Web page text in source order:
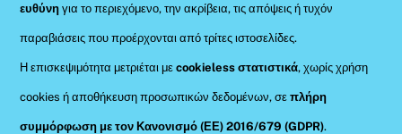
ευθύνη για το περιεχόμενο, την ακρίβεια, τις απόψεις ή τυχόν
παραβιάσεις που προέρχονται από τρίτες ιστοσελίδες.
Η επισκεψιμότητα μετριέται μεcookieless στατιστικά, χωρίς χρήση
cookies ή αποθήκευση προσωπικών δεδομένων, σεπλήρη
συμμόρφωση με τον Κανονισμό (ΕΕ) 2016/679 (GDPR).